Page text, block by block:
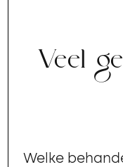
Veel
Welke